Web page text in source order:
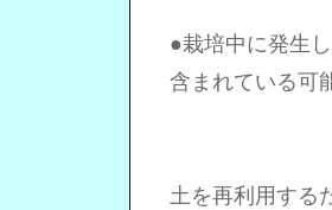
●栽培中に発生
含まれている可
土を再利用する